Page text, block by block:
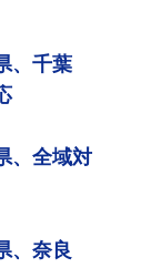
、千葉
、全域対
、奈良